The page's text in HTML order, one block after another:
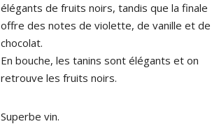
DIVERS
élégants de fruits noirs, tandis que la finale
offre des notes de violette, de vanille et de
chocolat.
En bouche, les tanins sont élégants et on
retrouve les fruits noirs.
Superbe vin.